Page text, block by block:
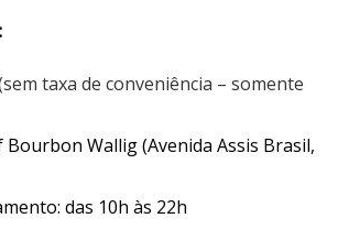
taxa de conveniência – somente
Bourbon Wallig (Avenida Assis Brasil,
das 10h às 22h